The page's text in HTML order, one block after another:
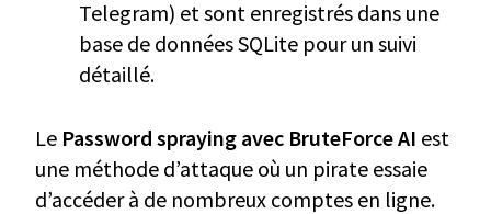
Telegram) et sont enregistrés dans une
base de données SQLite pour un suivi
détaillé.
Le Password spraying avec BruteForce AI est
une méthode d’attaque où un pirate essaie
d’accéder à de nombreux comptes en ligne.